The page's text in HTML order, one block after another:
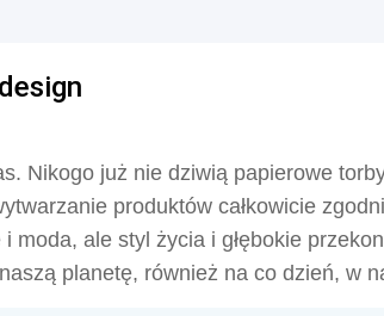
Nikogo już nie dziwią papierowe
produktów całkowicie
i moda, ale styl życia i głębokie
planetę, również na co dzień, w